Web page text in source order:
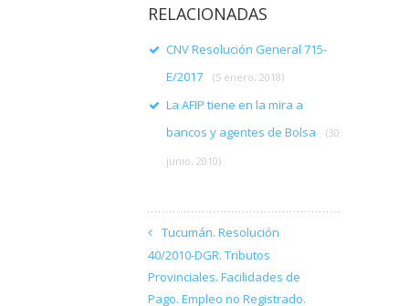
RELACIONADAS
CNV Resolución General 715-
E/2017
(5 enero, 2018)
La AFIP tiene en la mira a
bancos y agentes de Bolsa
(30
junio, 2010)
Tucumán. Resolución
40/2010-DGR. Tributos
Provinciales. Facilidades de
Pago. Empleo no Registrado.